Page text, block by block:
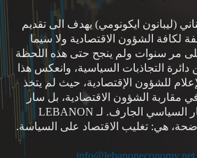
(ليبانون ايكونومي) يهدف الى تقديم
لكافة الشؤون الاقتصادية ولا سيما
على مر سنوات ولم ينجح حتى هذه اللحظة
التجاذبات السياسية، وانعكس هذا
للشؤون الإقتصادية، حيث لم يتخذ
مقاربة الشؤون الاقتصادية، بل سار
والاقتصاد في التيار السياسي الجارف. لـ LEBANON